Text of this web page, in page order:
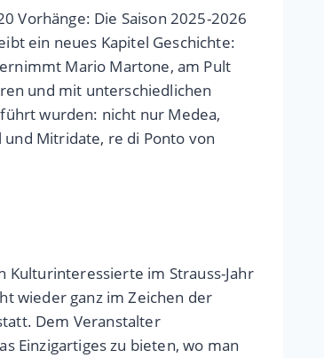
Vorhänge: Die Saison 2025-2026
ein neues Kapitel Geschichte:
Mario Martone, am Pult
und mit unterschiedlichen
wurden: nicht nur Medea,
Mitridate, re di Ponto von
Kulturinteressierte im Strauss-Jahr
wieder ganz im Zeichen der
Dem Veranstalter
Einzigartiges zu bieten, wo man